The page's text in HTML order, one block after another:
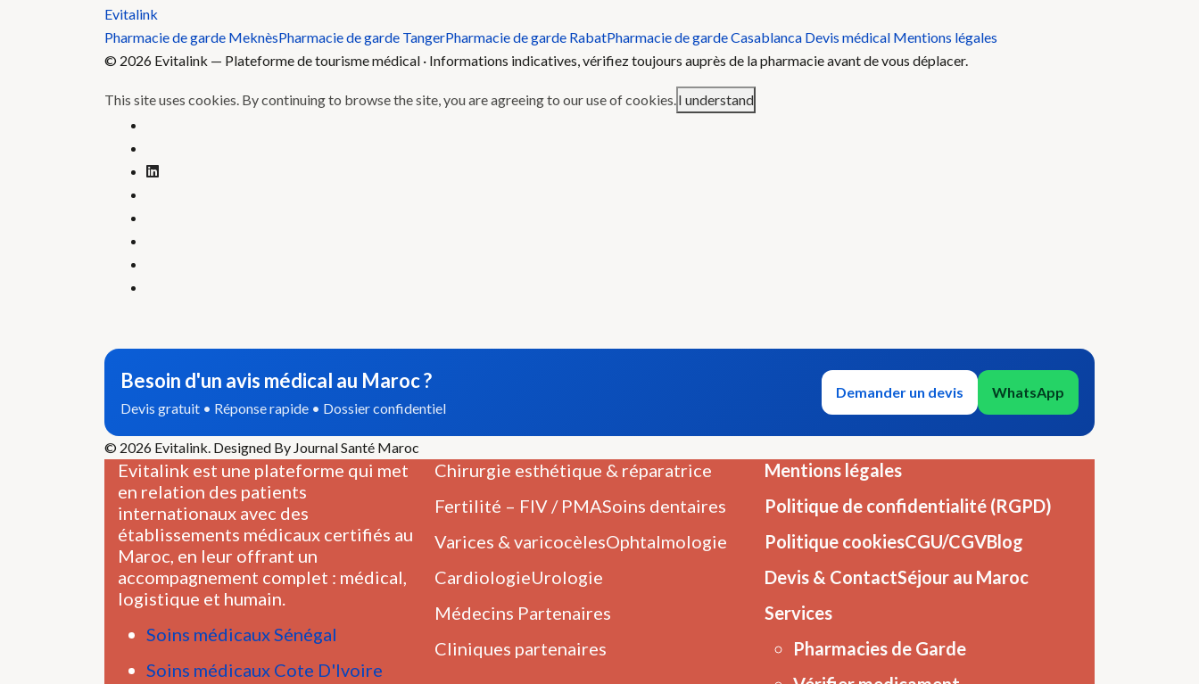
Evitalink
Pharmacie de garde MeknèsPharmacie de garde TangerPharmacie de garde RabatPharmacie de garde Casablanca Devis médical Mentions légales
© 2026 Evitalink — Plateforme de tourisme médical · Informations indicatives, vérifiez toujours auprès de la pharmacie avant de vous déplacer.
This site uses cookies. By continuing to browse the site, you are agreeing to our use of cookies.I understand
Besoin d'un avis médical au Maroc ?
Devis gratuit • Réponse rapide • Dossier confidentiel
Demander un devis WhatsApp
© 2026 Evitalink. Designed By Journal Santé Maroc
Evitalink est une plateforme qui met
en relation des patients
internationaux avec des
établissements médicaux certifiés au
Maroc, en leur offrant un
accompagnement complet : médical,
logistique et humain.
Soins médicaux Sénégal
Soins médicaux Cote D'Ivoire
Chirurgie esthétique & réparatrice
Fertilité – FIV / PMASoins dentaires
Varices & varicocèlesOphtalmologie
CardiologieUrologie
Médecins Partenaires
Cliniques partenaires
Mentions légales
Politique de confidentialité (RGPD)
Politique cookiesCGU/CGVBlog
Devis & ContactSéjour au Maroc
Services
Pharmacies de Garde